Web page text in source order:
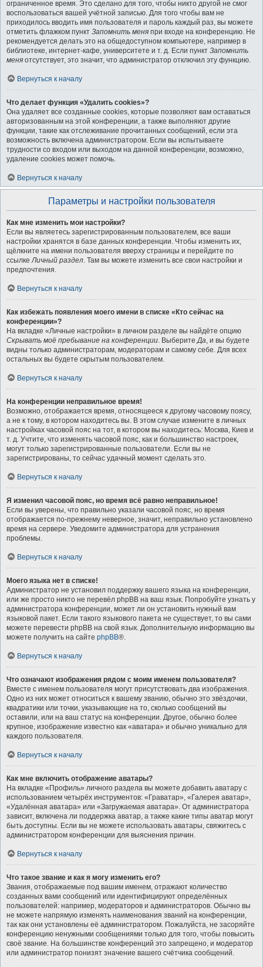
ограниченное время. Это сделано для того, чтобы никто другой не смог
воспользоваться вашей учётной записью. Для того чтобы вам не
приходилось вводить имя пользователя и пароль каждый раз, вы можете
отметить флажком пункт Запомнить меня при входе на конференцию. Не
рекомендуется делать это на общедоступном компьютере, например в
библиотеке, интернет-кафе, университете и т. д. Если пункт Запомнить
меня отсутствует, это значит, что администратор отключил эту функцию.
Вернуться к началу
Что делает функция «Удалить cookies»?
Она удаляет все созданные cookies, которые позволяют вам оставаться
авторизованным на этой конференции, а также выполняют другие
функции, такие как отслеживание прочитанных сообщений, если эта
возможность включена администратором. Если вы испытываете
трудности со входом или выходом на данной конференции, возможно,
удаление cookies может помочь.
Вернуться к началу
Параметры и настройки пользователя
Как мне изменить мои настройки?
Если вы являетесь зарегистрированным пользователем, все ваши
настройки хранятся в базе данных конференции. Чтобы изменить их,
щёлкните на имени пользователя вверху страницы и перейдите по
ссылкеЛичный раздел. Там вы можете изменить все свои настройки и
предпочтения.
Вернуться к началу
Как избежать появления моего имени в списке «Кто сейчас на
конференции»?
На вкладке «Личные настройки» в личном разделе вы найдёте опцию
Скрывать моё пребывание на конференции. ВыберитеДа, и вы будете
видны только администраторам, модераторам и самому себе. Для всех
остальных вы будете скрытым пользователем.
Вернуться к началу
На конференции неправильное время!
Возможно, отображается время, относящееся к другому часовому поясу,
а не к тому, в котором находитесь вы. В этом случае измените в личных
настройках часовой пояс на тот, в котором вы находитесь: Москва, Киев и
т. д. Учтите, что изменять часовой пояс, как и большинство настроек,
могут только зарегистрированные пользователи. Если вы не
зарегистрированы, то сейчас удачный момент сделать это.
Вернуться к началу
Я изменил часовой пояс, но время всё равно неправильное!
Если вы уверены, что правильно указали часовой пояс, но время
отображается по-прежнему неверное, значит, неправильно установлено
время на сервере. Уведомите администратора для устранения
проблемы.
Вернуться к началу
Моего языка нет в списке!
Администратор не установил поддержку вашего языка на конференции,
или же просто никто не перевёл phpBB на ваш язык. Попробуйте узнать у
администратора конференции, может ли он установить нужный вам
языковой пакет. Если такого языкового пакета не существует, то вы сами
можете перевести phpBB на свой язык. Дополнительную информацию вы
можете получить на сайте phpBB®.
Вернуться к началу
Что означают изображения рядом с моим именем пользователя?
Вместе с именем пользователя могут присутствовать два изображения.
Одно из них может относиться к вашему званию, обычно это звёздочки,
квадратики или точки, указывающие на то, сколько сообщений вы
оставили, или на ваш статус на конференции. Другое, обычно более
крупное, изображение известно как «аватара» и обычно уникально для
каждого пользователя.
Вернуться к началу
Как мне включить отображение аватары?
На вкладке «Профиль» личного раздела вы можете добавить аватару с
использованием четырёх инструментов: «Граватар», «Галерея аватар»,
«Удалённая аватара» или «Загружаемая аватара». От администратора
зависит, включена ли поддержка аватар, а также какие типы аватар могут
быть доступны. Если вы не можете использовать аватары, свяжитесь с
администратором конференции для выяснения причин.
Вернуться к началу
Что такое звание и как я могу изменить его?
Звания, отображаемые под вашим именем, отражают количество
созданных вами сообщений или идентифицируют определённых
пользователей: например, модераторов и администраторов. Обычно вы
не можете напрямую изменять наименования званий на конференции,
так как они установлены её администратором. Пожалуйста, не засоряйте
конференцию ненужными сообщениями только для того, чтобы повысить
своё звание. На большинстве конференций это запрещено, и модератор
или администратор понизят значение вашего счётчика сообщений.